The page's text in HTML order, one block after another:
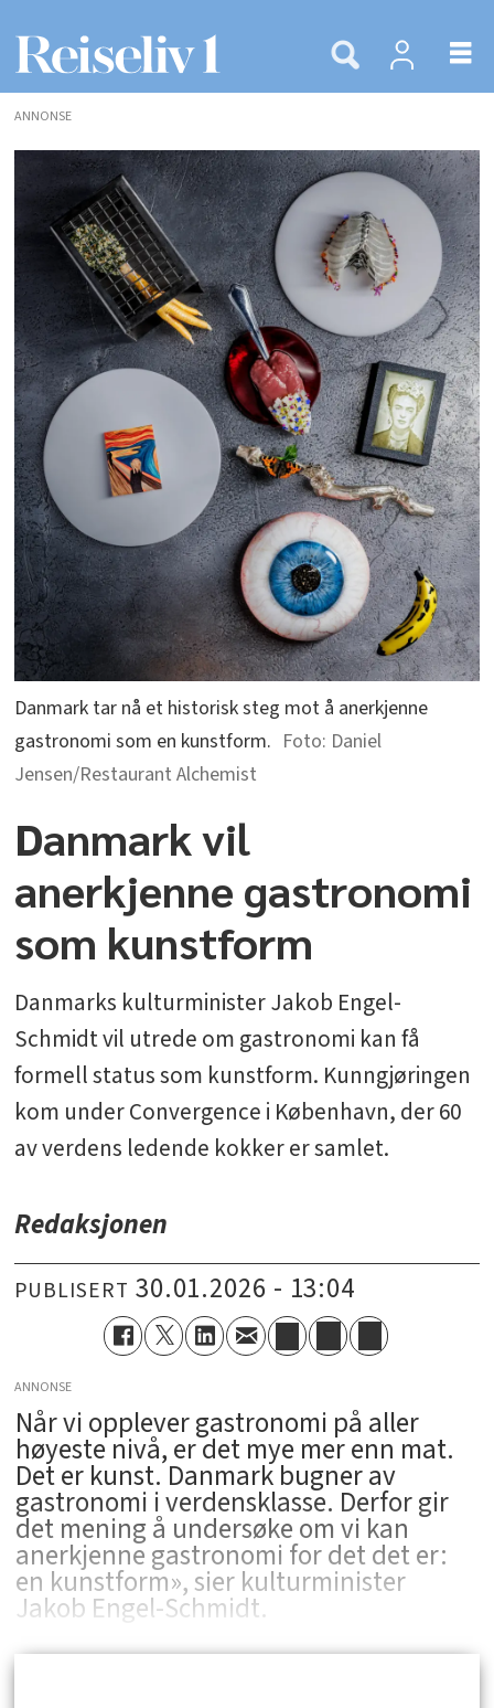
ANNONSE
Danmark tar nå et historisk steg mot å anerkjenne
gastronomi som en kunstform.
Daniel
Jensen/Restaurant Alchemist
Danmark vil
anerkjenne gastronomi
som kunstform
Danmarks kulturminister Jakob Engel-
Schmidt vil utrede om gastronomi kan få
formell status som kunstform. Kunngjøringen
kom under Convergence i København, der 60
av verdens ledende kokker er samlet.
Redaksjonen
PUBLISERT 30.01.2026 - 13:04
ANNONSE
Når vi opplever gastronomi på aller
høyeste nivå, er det mye mer enn mat.
Det er kunst. Danmark bugner av
gastronomi i verdensklasse. Derfor gir
det mening å undersøke om vi kan
anerkjenne gastronomi for det det er:
en kunstform», sier kulturminister
Jakob Engel-Schmidt.